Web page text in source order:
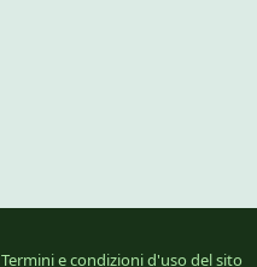
Termini e condizioni d'uso del sito